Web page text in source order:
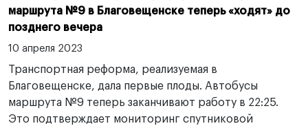
маршрута №9 в Благовещенске теперь «ходят» до
позднего вечера
10 апреля 2023
Транспортная реформа, реализуемая в
Благовещенске, дала первые плоды. Автобусы
маршрута №9 теперь заканчивают работу в 22:25.
Это подтверждает мониторинг спутниковой